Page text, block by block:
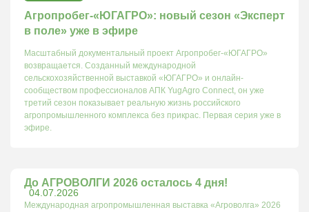
Агропробег-«ЮГАГРО»: новый сезон «Эксперт
в поле» уже в эфире
Масштабный документальный проект Агропробег-«ЮГАГРО»
возвращается. Созданный международной
сельскохозяйственной выставкой «ЮГАГРО» и онлайн-
сообществом профессионалов АПК YugAgro Connect, он уже
третий сезон показывает реальную жизнь российского
агропромышленного комплекса без прикрас. Первая серия уже в
эфире.
04.07.2026
До АГРОВОЛГИ 2026 осталось 4 дня!
Международная агропромышленная выставка «Агроволга» 2026